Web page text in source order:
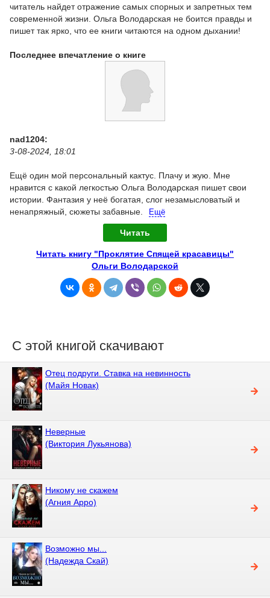
читатель найдет отражение самых спорных и запретных тем
современной жизни. Ольга Володарская не боится правды и
пишет так ярко, что ее книги читаются на одном дыхании!
Последнее впечатление о книге
nad1204:
3-08-2024, 18:01
Ещё один мой персональный кактус. Плачу и жую. Мне
нравится с какой легкостью Ольга Володарская пишет свои
истории. Фантазия у неё богатая, слог незамысловатый и
ненапряжный, сюжеты забавные.
Ещё
Читать
Читать книгу "Проклятие Спящей красавицы"
Ольги Володарской
С этой книгой скачивают
Отец подруги. Ставка на невинность
(Майя Новак)
Неверные
(Виктория Лукьянова)
Никому не скажем
(Агния Арро)
Возможно мы...
(Надежда Скай)